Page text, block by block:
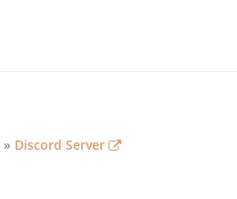
» Discord Server